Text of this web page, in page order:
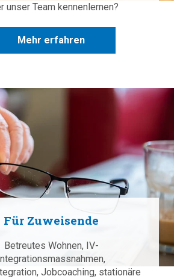
unser Team kennenlernen?
Mehr erfahren
Für Zuweisende
Betreutes Wohnen, IV-
Integrationsmassnahmen,
Jobcoaching, stationäre